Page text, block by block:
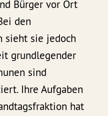
Bürger vor Ort
den
sieht sie jedoch
grundlegender
sind
Ihre Aufgaben
hat